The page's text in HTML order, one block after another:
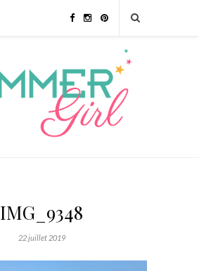
IMG_9348
22 juillet 2019